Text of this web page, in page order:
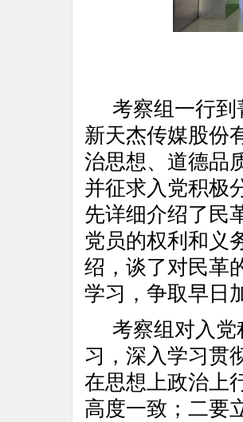
考察组一行到
新天杰传媒股份
治思想、道德品
并征求入党积极
先详细介绍了民
党员的权利和义
绍，谈了对民革
学习，争取早日
考察组对入党
习，深入学习贯
在思想上政治上
高度一致；二要